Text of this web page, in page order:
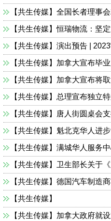
【共生传媒】全国长者理事
【共生传媒】满城华人服务
【共生传媒】